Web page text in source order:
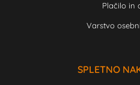
Plačilo in
Varstvo
SPLETNO